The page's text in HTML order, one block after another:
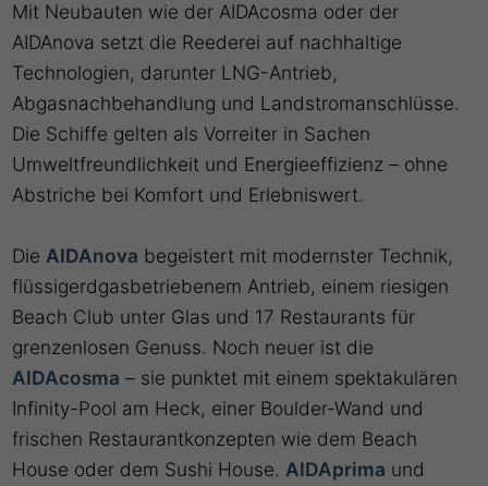
Mit Neubauten wie der AIDAcosma oder der
AIDAnova setzt die Reederei auf nachhaltige
Technologien, darunter LNG-Antrieb,
Abgasnachbehandlung und Landstromanschlüsse.
Die Schiffe gelten als Vorreiter in Sachen
Umweltfreundlichkeit und Energieeffizienz – ohne
Abstriche bei Komfort und Erlebniswert.
Die AIDAnova begeistert mit modernster Technik,
flüssigerdgasbetriebenem Antrieb, einem riesigen
Beach Club unter Glas und 17 Restaurants für
grenzenlosen Genuss. Noch neuer ist die
AIDAcosma – sie punktet mit einem spektakulären
Infinity-Pool am Heck, einer Boulder-Wand und
frischen Restaurantkonzepten wie dem Beach
House oder dem Sushi House. AIDAprima und